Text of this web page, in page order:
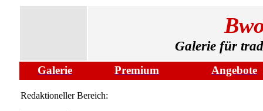
Galerie für
Galerie Premium Angebote
Redaktioneller Bereich: